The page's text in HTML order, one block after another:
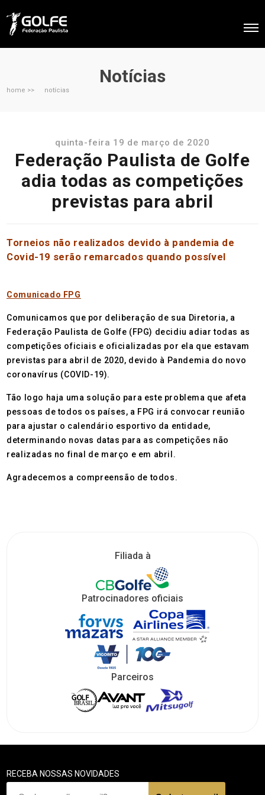
Notícias
home >> notícias
quinta-feira 19 de março de 2020
Federação Paulista de Golfe
adia todas as competições
previstas para abril
Torneios não realizados devido à pandemia de
Covid-19 serão remarcados quando possível
Comunicado FPG
Comunicamos que por deliberação de sua Diretoria, a
Federação Paulista de Golfe (FPG) decidiu adiar todas as
competições oficiais e oficializadas por ela que estavam
previstas para abril de 2020, devido à Pandemia do novo
coronavírus (COVID-19).
Tão logo haja uma solução para este problema que afeta
pessoas de todos os países, a FPG irá convocar reunião
para ajustar o calendário esportivo da entidade,
determinando novas datas para as competições não
realizadas no final de março e em abril.
Agradecemos a compreensão de todos.
Filiada à
Patrocinadores oficiais
Parceiros
RECEBA NOSSAS NOVIDADES